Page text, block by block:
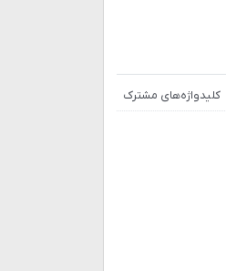
کلیدواژه‌های مشترک